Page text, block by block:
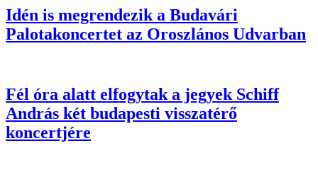
Idén is megrendezik a Budavári
Palotakoncertet az Oroszlános Udvarban
Fél óra alatt elfogytak a jegyek Schiff
András két budapesti visszatérő
koncertjére